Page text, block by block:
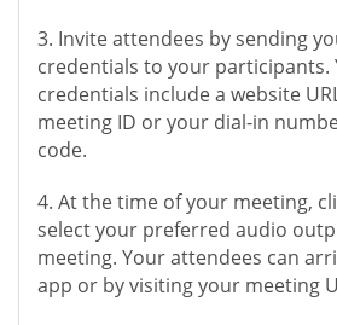
3. Invite attendees by sending
credentials to your participants.
credentials include a website
meeting ID or your dial-in
code.
4. At the time of your meeting,
select your preferred audio
meeting. Your attendees can
app or by visiting your meeting